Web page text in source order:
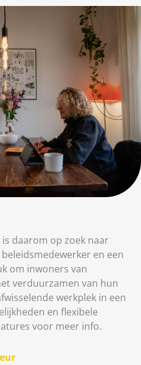
daarom op zoek naar
en een
om inwoners van
verduurzamen van hun
werkplek in een
en flexibele
voor meer info.